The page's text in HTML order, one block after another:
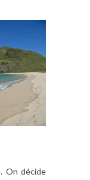
On décide